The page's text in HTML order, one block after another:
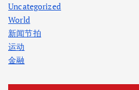
Uncategorized
World
新闻节拍
运动
金融